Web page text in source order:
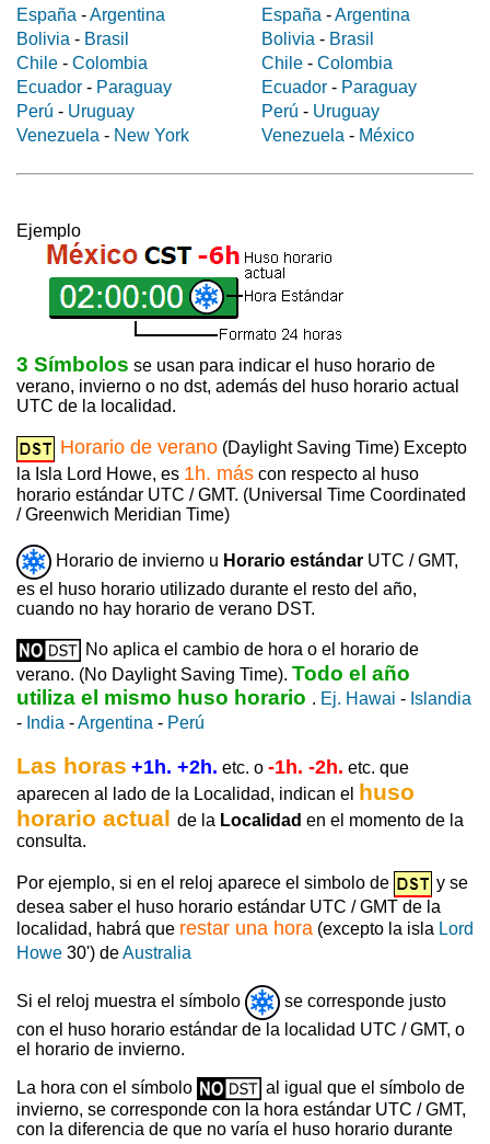
España -Argentina
Bolivia - Brasil
Chile - Colombia
Ecuador - Paraguay
Perú - Uruguay
Venezuela - New York
España -Argentina
Bolivia - Brasil
Chile - Colombia
Ecuador - Paraguay
Perú - Uruguay
Venezuela - México
Ejemplo
3 Símbolos se usan para indicar el huso horario de
verano, invierno o no dst, además del huso horario actual
UTC de la localidad.
Horario de verano (Daylight Saving Time) Excepto
la Isla Lord Howe, es 1h. más con respecto al huso
horario estándar UTC / GMT. (Universal Time Coordinated
/ Greenwich Meridian Time)
Horario de invierno u Horario estándar UTC / GMT,
es el huso horario utilizado durante el resto del año,
cuando no hay horario de verano DST.
No aplica el cambio de hora o el horario de
verano. (No Daylight Saving Time). Todo el año
utiliza el mismo huso horario . Ej. Hawai - Islandia
- India -Argentina - Perú
Las horas +1h. +2h. etc. o -1h. -2h. etc. que
aparecen al lado de la Localidad, indican el huso
horario actual de la Localidad en el momento de la
consulta.
Por ejemplo, si en el reloj aparece el simbolo de
y se
desea saber el huso horario estándar UTC / GMT de la
localidad, habrá que restar una hora (excepto la isla Lord
Howe 30') deAustralia
Si el reloj muestra el símbolo
se corresponde justo
con el huso horario estándar de la localidad UTC / GMT, o
el horario de invierno.
La hora con el símbolo
al igual que el símbolo de
invierno, se corresponde con la hora estándar UTC / GMT,
con la diferencia de que no varía el huso horario durante